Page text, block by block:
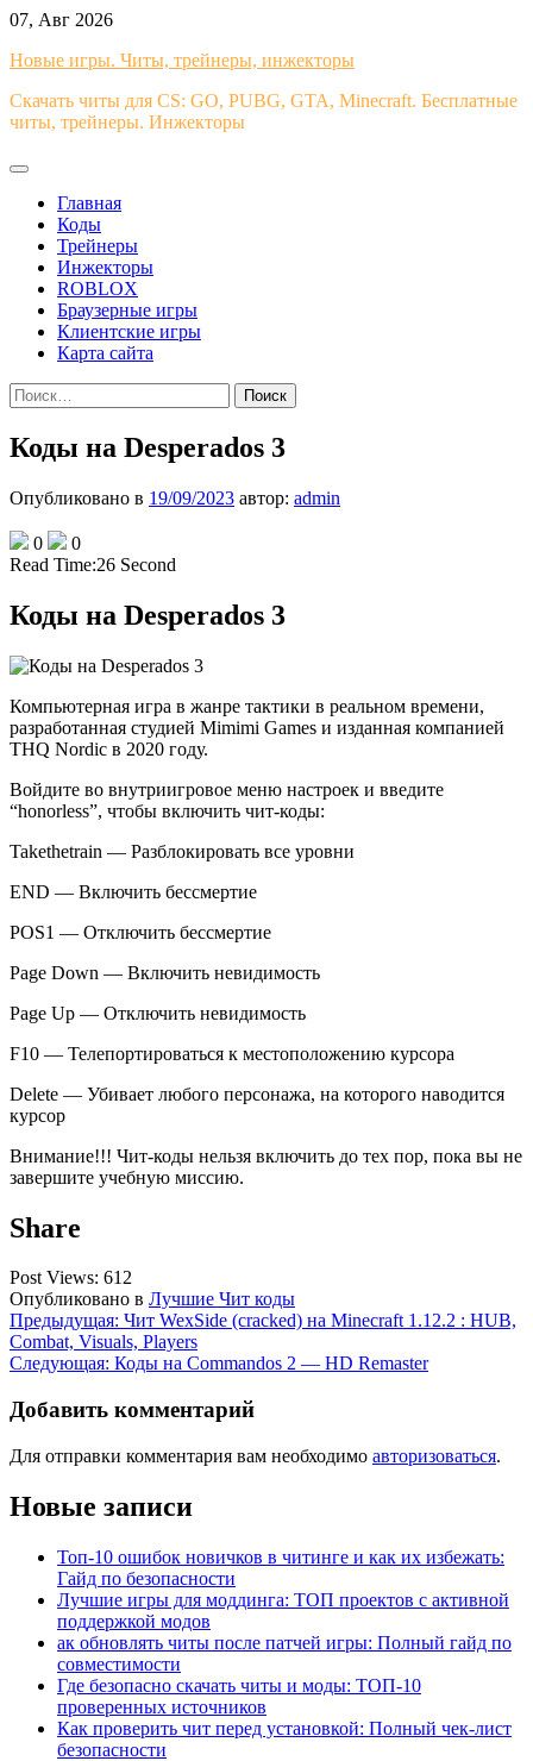
Перейти
содержимому
07, Авг 2026
Новые игры. Читы, трейнеры, инжекторы
Скачать читы для CS: GO, PUBG, GTA, Minecraft. Бесплатные
читы, трейнеры. Инжекторы
Главная
Коды
Трейнеры
Инжекторы
ROBLOX
Браузерные игры
Клиентские игры
Карта сайта
Найти:
Коды на Desperados 3
Опубликовано в 19/09/2023 автор: admin
0
0
Read Time:26 Second
Коды на Desperados 3
Компьютерная игра в жанре тактики в реальном времени,
разработанная студией Mimimi Games и изданная компанией
THQ Nordic в 2020 году.
Войдите во внутриигровое меню настроек и введите
“honorless”, чтобы включить чит-коды:
Takethetrain — Разблокировать все уровни
END — Включить бессмертие
POS1 — Отключить бессмертие
Page Down — Включить невидимость
Page Up — Отключить невидимость
F10 — Телепортироваться к местоположению курсора
Delete — Убивает любого персонажа, на которого наводится
курсор
Внимание!!! Чит-коды нельзя включить до тех пор, пока вы не
завершите учебную миссию.
Share
Post Views: 612
Опубликовано в Лучшие Чит коды
Навигация
по
Предыдущая: Чит WexSide (cracked) на Minecraft 1.12.2 : HUB,
Combat, Visuals, Players
Следующая: Коды на Commandos 2 — HD Remaster
Добавить комментарий
Для отправки комментария вам необходимо авторизоваться.
Новые записи
Топ-10 ошибок новичков в читинге и как их избежать:
Гайд по безопасности
Лучшие игры для моддинга: ТОП проектов с активной
поддержкой модов
ак обновлять читы после патчей игры: Полный гайд по
совместимости
Где безопасно скачать читы и моды: ТОП-10
проверенных источников
Как проверить чит перед установкой: Полный чек-лист
безопасности